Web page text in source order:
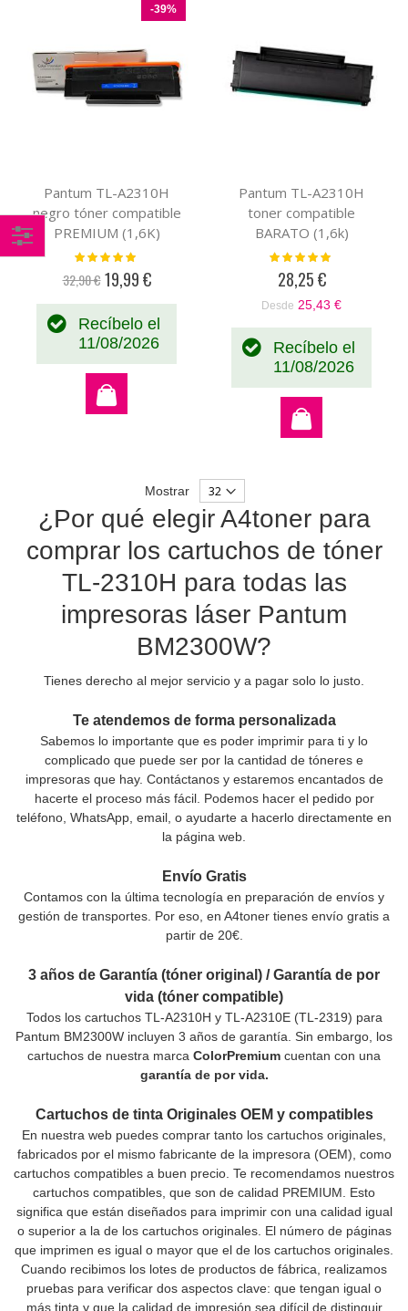
-39%
Pantum TL-A2310H
negro tóner compatible
PREMIUM (1,6K)
Valoración:
32,90 € Precio
19,99 €
Recíbelo el
11/08/2026
Pantum TL-A2310H
toner compatible
BARATO (1,6k)
Valoración:
28,25 €
Desde 25,43 €
Recíbelo el
11/08/2026
Mostrar
¿Por qué elegir A4toner para
comprar los cartuchos de tóner
TL-2310H para todas las
impresoras láser Pantum
BM2300W?
Tienes derecho al mejor servicio y a pagar solo lo justo.
Te atendemos de forma personalizada
Sabemos lo importante que es poder imprimir para ti y lo
complicado que puede ser por la cantidad de tóneres e
impresoras que hay. Contáctanos y estaremos encantados de
hacerte el proceso más fácil. Podemos hacer el pedido por
teléfono, WhatsApp, email, o ayudarte a hacerlo directamente en
la página web.
Envío Gratis
Contamos con la última tecnología en preparación de envíos y
gestión de transportes. Por eso, en A4toner tienes envío gratis a
partir de 20€.
3 años de Garantía (tóner original) / Garantía de por
vida (tóner compatible)
Todos los cartuchos TL-A2310H y TL-A2310E (TL-2319) para
Pantum BM2300W incluyen 3 años de garantía. Sin embargo, los
cartuchos de nuestra marca ColorPremium cuentan con una
garantía de por vida.
Cartuchos de tinta Originales OEM y compatibles
En nuestra web puedes comprar tanto los cartuchos originales,
fabricados por el mismo fabricante de la impresora (OEM), como
cartuchos compatibles a buen precio. Te recomendamos nuestros
cartuchos compatibles, que son de calidad PREMIUM. Esto
significa que están diseñados para imprimir con una calidad igual
o superior a la de los cartuchos originales. El número de páginas
que imprimen es igual o mayor que el de los cartuchos originales.
Cuando recibimos los lotes de productos de fábrica, realizamos
pruebas para verificar dos aspectos clave: que tengan igual o
más tinta y que la calidad de impresión sea difícil de distinguir
Comprar